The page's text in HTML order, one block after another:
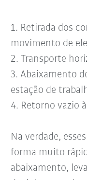
1. Retirada dos
movimento de
2. Transporte
3. Abaixamento
estação de
4. Retorno vazio
Na verdade,
forma muito
abaixamento,